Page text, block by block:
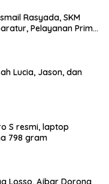
Rasyada, SKM
Pelayanan Prima
Lucia, Jason, dan
S resmi, laptop
798 gram
Losso, Ajbar Dorong